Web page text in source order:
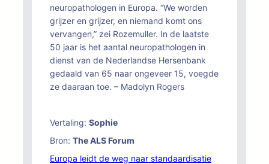
neuropathologen in Europa. “We worden
grijzer en grijzer, en niemand komt ons
vervangen,” zei Rozemuller. In de laatste
50 jaar is het aantal neuropathologen in
dienst van de Nederlandse Hersenbank
gedaald van 65 naar ongeveer 15, voegde
ze daaraan toe. – Madolyn Rogers
Vertaling: Sophie
Bron: The ALS Forum
Europa leidt de weg naar standaardisatie